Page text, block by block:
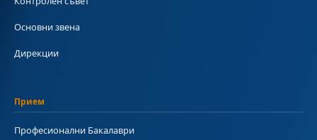
Основни звена
Дирекции
Прием
Професионални Бакалаври